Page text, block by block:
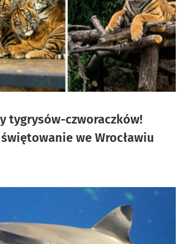
tygrysów-czworaczków!
we Wrocławiu
zdjęć